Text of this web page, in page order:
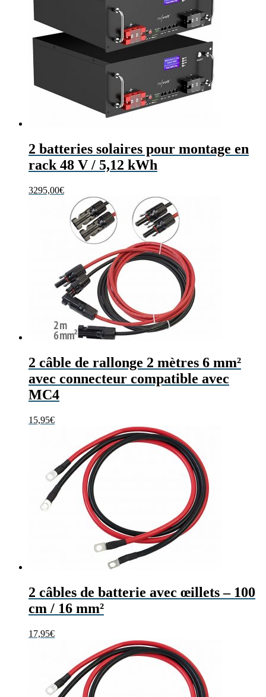
2 batteries solaires pour montage en
rack 48 V / 5,12 kWh
3295,00€
2 câble de rallonge 2 mètres 6 mm²
avec connecteur compatible avec
MC4
15,95€
2 câbles de batterie avec œillets – 100
cm / 16 mm²
17,95€